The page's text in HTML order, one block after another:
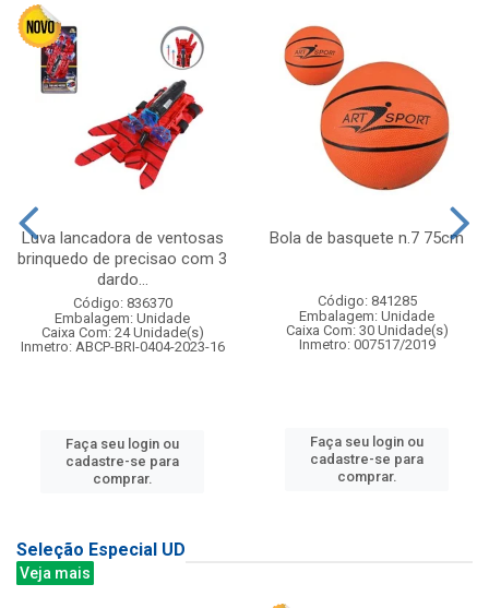
Luva lancadora de ventosas
brinquedo de precisao com 3
dardo...
Código: 836370
Embalagem: Unidade
Caixa Com: 24 Unidade(s)
Inmetro: ABCP-BRI-0404-2023-16
Faça seu login ou
cadastre-se para
comprar.
Bola de basquete n.7 75cm
Código: 841285
Embalagem: Unidade
Caixa Com: 30 Unidade(s)
Inmetro: 007517/2019
Faça seu login ou
cadastre-se para
comprar.
Seleção Especial UD
Veja mais